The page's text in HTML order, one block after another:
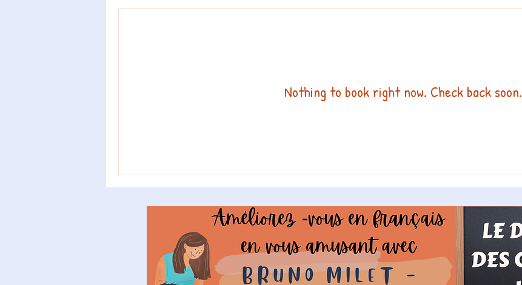
Nothing to book right now. Check back soon.